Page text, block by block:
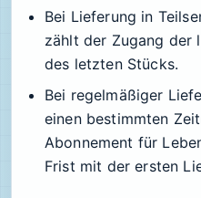
Bei Lieferung in
zählt der Zugang der
des letzten Stücks.
Bei regelmäßiger
einen bestimmten
Abonnement für
Frist mit der ersten